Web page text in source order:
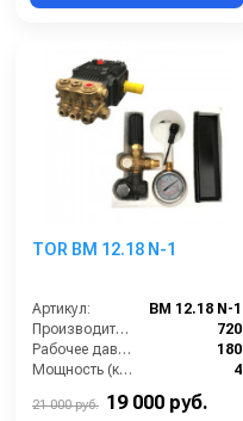
TOR BM 12.18 N-1
Артикул:
BM 12.18 N-1
Производительность (л/ч):
720
Рабочее давление (бар):
180
Мощность (кВт):
4
21 000 руб. 19 000 руб.